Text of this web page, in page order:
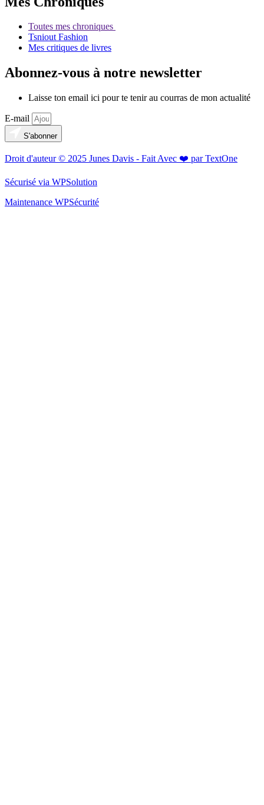
Toutes mes chroniques
Tsniout Fashion
Mes critiques de livres
Abonnez-vous à notre newsletter
Laisse ton email ici pour te tenir au courras de mon actualité
E-mail
S'abonner
Droit d'auteur © 2025 Junes Davis - Fait Avec ❤️ par TextOne
Sécurisé via WPSolution
Maintenance WPSécurité